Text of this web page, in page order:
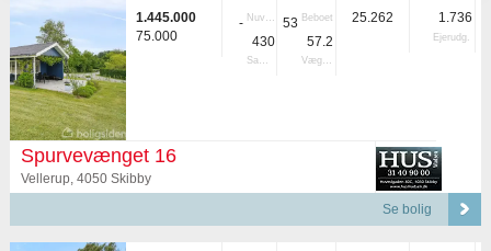
1.445.000
75.000
- Nuvær.
430
Samlet
53 Beboet
57.2
Vægtet
25.262 1.736
Ejerudg.
Spurvevænget 16
Vellerup, 4050 Skibby
Se bolig